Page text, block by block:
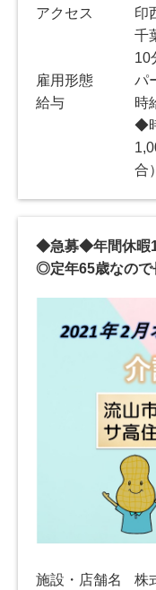
アクセス
印
千
10
雇用形態
パ
給与
時
◆
合）
◆急募◆年間休暇
◎定年65歳なので
施設・店舗名
株